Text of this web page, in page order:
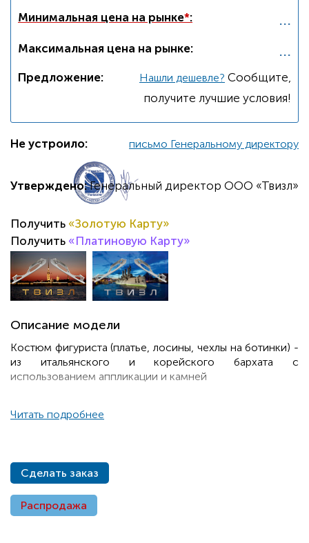
Минимальная цена на рынке*: ...
Максимальная цена на рынке: ...
Предложение: Нашли дешевле? Cообщите,
получите лучшие условия!
Не устроило: письмо Генеральному директору
Утверждено: Генеральный директор ООО «Твизл»
Получить «Золотую Карту»
Получить «Платиновую Карту»
Описание модели
Костюм фигуриста (платье, лосины, чехлы на ботинки) -
из итальянского и корейского бархата с
использованием аппликации и камней
Читать подробнее
Сделать заказ
Распродажа